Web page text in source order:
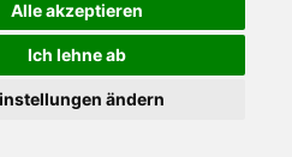
Alle akzeptieren
Ich lehne ab
ändern
Вы могли использовать весь функционал
узнать подробности и, при желании,
Продолжая пользоваться сайтом, Вы
YouTube
Google+